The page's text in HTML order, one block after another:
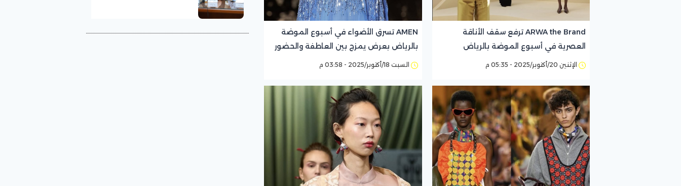
ARWA the Brand ترفع سقف الأناقة
العصرية في أسبوع الموضة بالرياض
الإثنين 20/أكتوبر/2025 - 05:35 م
AMEN تسرق الأضواء في أسبوع الموضة
بالرياض بعرض يمزج بين العاطفة والحضور
القويالسبت 18/أكتوبر/2025 - 03:58 م